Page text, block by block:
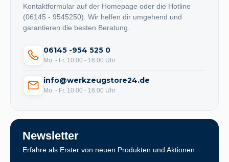
Kontaktformular auf der Homepage oder die Hotline
(06145 - 9545250). Wir helfen dir umgehend und
garantieren die besten Beratung.
06145 -954 525 0
Mo. - Fr. 10:00 - 16:00 Uhr
info@werkzeugstore24.de
Mo. - Fr. 10:00 - 16:00 Uhr
Newsletter
Erfahre als Erster von neuen Produkten und Aktionen